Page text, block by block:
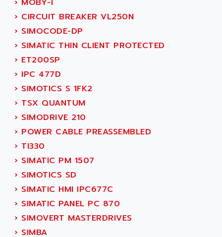
AT
AB2
TC2000
MOVITRON
SMC100
690 SERIE
ECODRIVE
CHARGEUR
NUM 720
SINUMERIK 802
PCS950
DIGITAX
BUC
RAC3
PANELVIEW 550
AC SERVO
AMERICAN MICROSEMICONDUCTOR
AMERICAN MICROSEMICONDUCTOR INC
AMERICAN SIGMA
AMERICAN STD INC
AMERSHAM
AMET
AMETEK
AMETHERM
AMI SEMICONDUCTOR
AMIC TECHNOLOGY
AMK
AMKASYN
AMP
AMP DISPLAY
AMPEREX
AMPEX
AMPHENOL
› MOBY-I
› CIRCUIT BREAKER VL250N
› SIMOCODE-DP
› SIMATIC THIN CLIENT PROTECTED
› ET200SP
› IPC 477D
› SIMOTICS S 1FK2
› TSX QUANTUM
› SIMODRIVE 210
› POWER CABLE PREASSEMBLED
› TI330
› SIMATIC PM 1507
› SIMOTICS SD
› SIMATIC HMI IPC677C
› SIMATIC PANEL PC 870
› SIMOVERT MASTERDRIVES
› SIMBA